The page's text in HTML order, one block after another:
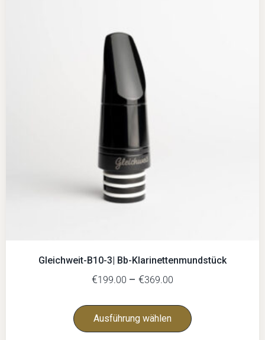
Gleichweit-B10-3| Bb-Klarinettenmundstück
€199.00 – €369.00
Ausführung wählen